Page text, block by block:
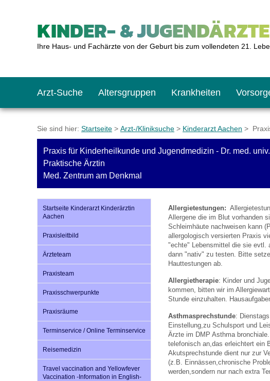
KINDER- &
Ihre Haus- und Fachärzte von der Geburt bis zum vollendeten 21.
Arzt-Suche Altersgruppen
Das erste Jahr
Jugendliche
Krankheiten
Baby: U1 bis U6
Teenager: J1 bis J2
Impfkalender
Impfreaktionen
Impfsicherheit
Häufige Fragen
Recht auf Impfung
Vorsorge- und Impferinnerung
Notrufnummern
Sofortmaßnahmen
Notdienste
Notdienste
Link-Tipps
BMI-Rechner
Wachstum-Rechner
Empfehlungen zum
Hörlexikon
Material zu den Vorsorgen
Entwicklungskalender
Sie sind hier: Startseite > Arzt-/Kliniksuche > Kinderarzt Aachen >
Praxis für Kinderheilkunde und Jugendmedizin - Dr. med.
Praktische Ärztin
Med. Zentrum am Denkmal
Startseite Kinderarzt Kinderärztin
Aachen
Praxisleitbild
Ärzteteam
Praxisteam
Praxisschwerpunkte
Praxisräume
Terminservice / Online Terminservice
Reisemedizin
Travel vaccination and Yellowfever
Vaccination -Information in English-
Allergietestungen:
Allergene die im Blut vorhanden
Schleimhäute nachweisen kann
allergologisch versierten Praxis
"echte" Lebensmittel die sie evtl.
dann "nativ" zu testen. Bitte
Hauttestungen ab.
Allergietherapie: Kinder und
kommen, bitten wir im
Stunde einzuhalten.
Asthmasprechstunde:
Einstellung,zu Schulsport und
Ärzte im DMP Asthma bronchiale.
telefonisch an,das erleichtert ein
Akutsprechstunde dient nur zur
(z.B. Einnässen,chronische
werden,sondern nur nach extra